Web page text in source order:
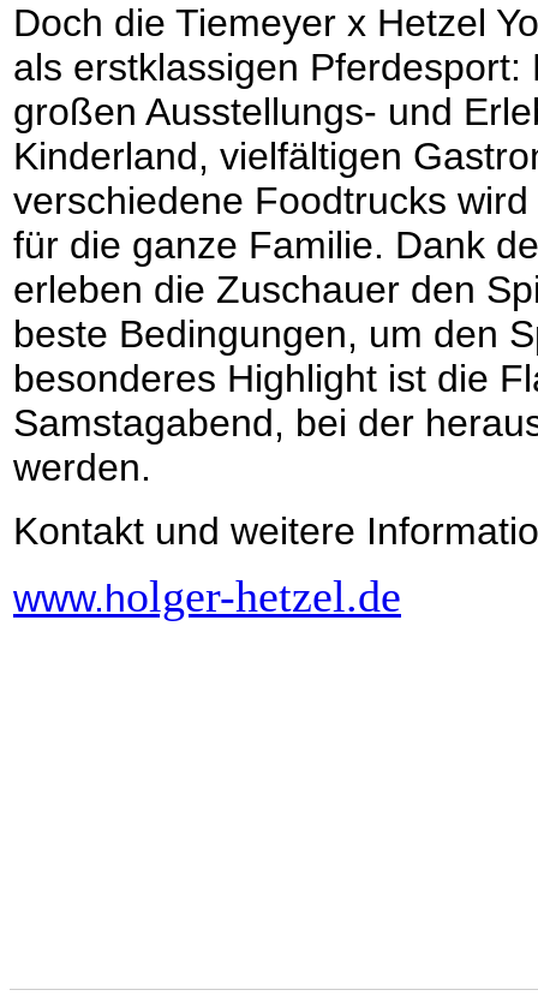
Doch die Tiemeyer x Hetzel
als erstklassigen
großen Ausstellungs- und
Kinderland, vielfältigen
verschiedene Foodtrucks
für die ganze Familie. Dank
erleben die Zuschauer den
beste Bedingungen, um den
besonderes Highlight ist die
Samstagabend, bei der
werden.
Kontakt und weitere
www.holger-hetzel.de